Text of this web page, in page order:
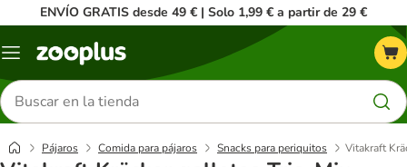
ENVÍO GRATIS desde 49 € | Solo 1,99 € a partir de 29 €
Menú
Buscar
productos
Pájaros Comida para pájaros Snacks para periquitos Vitakraft